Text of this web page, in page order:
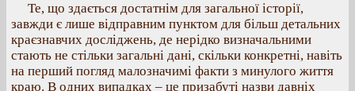
Те, що здається достатнім для загальної історії,
завжди є лише відправним пунктом для більш детальних
краєзнавчих досліджень, де нерідко визначальними
стають не стільки загальні дані, скільки конкретні, навіть
на перший погляд малозначимі факти з минулого життя
краю. В одних випадках – це призабуті назви давніх